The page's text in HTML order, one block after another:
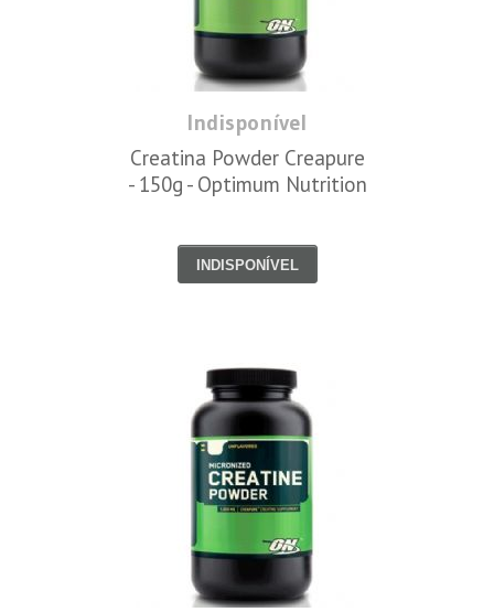
Indisponível
Creatina Powder Creapure
- 150g - Optimum Nutrition
INDISPONÍVEL